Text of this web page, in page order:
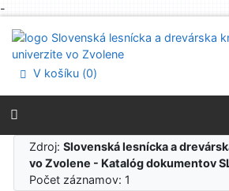
-
Prejsť na menu
Prehlásenie o webovej prístupnosti
V košíku (0)
Zdroj:Slovenská lesnícka a
vo Zvolene - Katalóg dokumentov
Počet záznamov: 1